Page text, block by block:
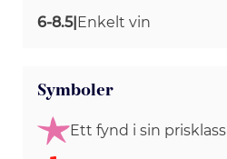
6-8.5|Enkelt vin
Symboler
Ett fynd i sin prisklass